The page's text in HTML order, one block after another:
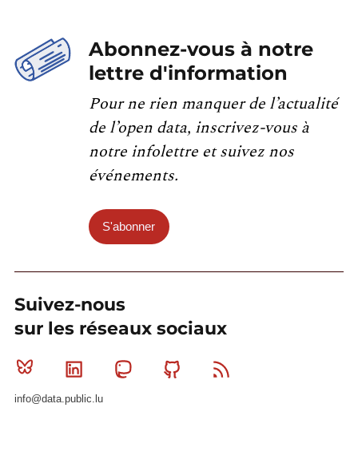
Abonnez-vous à notre
lettre d'information
Pour ne rien manquer de l’actualité
de l’open data, inscrivez-vous à
notre infolettre et suivez nos
événements.
S'abonner
Suivez-nous
sur les réseaux sociaux
Bluesky Linkedin MastodonGithub
info@data.public.lu